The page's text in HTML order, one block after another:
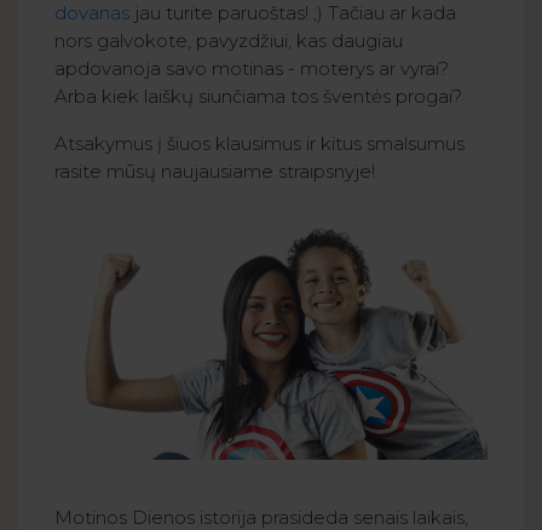
dovanas jau turite paruoštas! ;) Tačiau ar kada
nors galvokote, pavyzdžiui, kas daugiau
apdovanoja savo motinas - moterys ar vyrai?
Arba kiek laiškų siunčiama tos šventės progai?
Atsakymus į šiuos klausimus ir kitus smalsumus
rasite mūsų naujausiame straipsnyje!
Motinos Dienos istorija prasideda senais laikais,